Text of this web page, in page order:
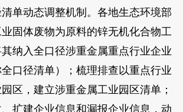
动态调整机制。各地生态环境部
固体废物为原料的锌无机化合物工
纳入全口径涉重金属重点行业企业
口径清单）；梳理排查以重点行业
区，建立涉重金属工业园区清单；
扩建企业信息和漏报企业信息，动